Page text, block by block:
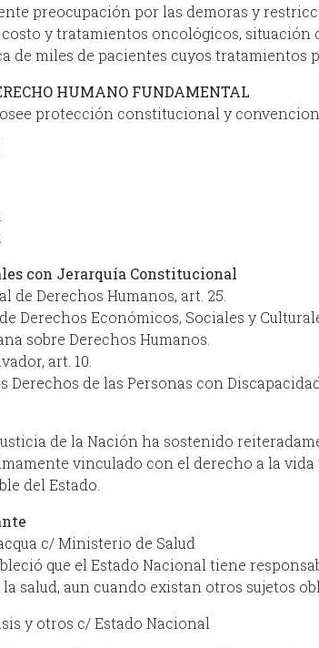
preocupación por las demoras y
y tratamientos oncológicos, situación
de miles de pacientes cuyos tratamientos
HUMANO FUNDAMENTAL
protección constitucional y
con Jerarquía Constitucional
de Derechos Humanos, art. 25.
Derechos Económicos, Sociales y
sobre Derechos Humanos.
art. 10.
de las Personas con Discapacidad
de la Nación ha sostenido
vinculado con el derecho a la vida
del Estado.
c/ Ministerio de Salud
que el Estado Nacional tiene
salud, aun cuando existan otros sujetos
y otros c/ Estado Nacional